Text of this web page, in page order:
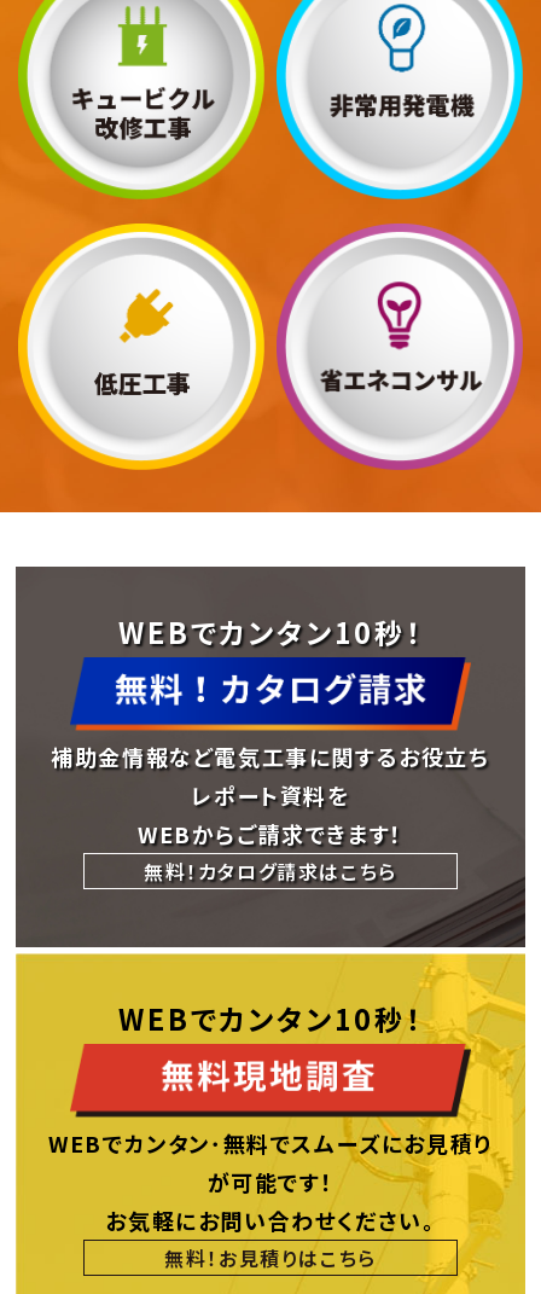
WEBでカンタン10秒！
補助金情報など電気工事に関するお役立ち
レポート資料を
WEBからご請求できます！
無料！カタログ請求はこちら
WEBでカンタン10秒！
WEBでカンタン･無料でスムーズにお見積り
が可能です！
お気軽にお問い合わせください。
無料！お見積りはこちら